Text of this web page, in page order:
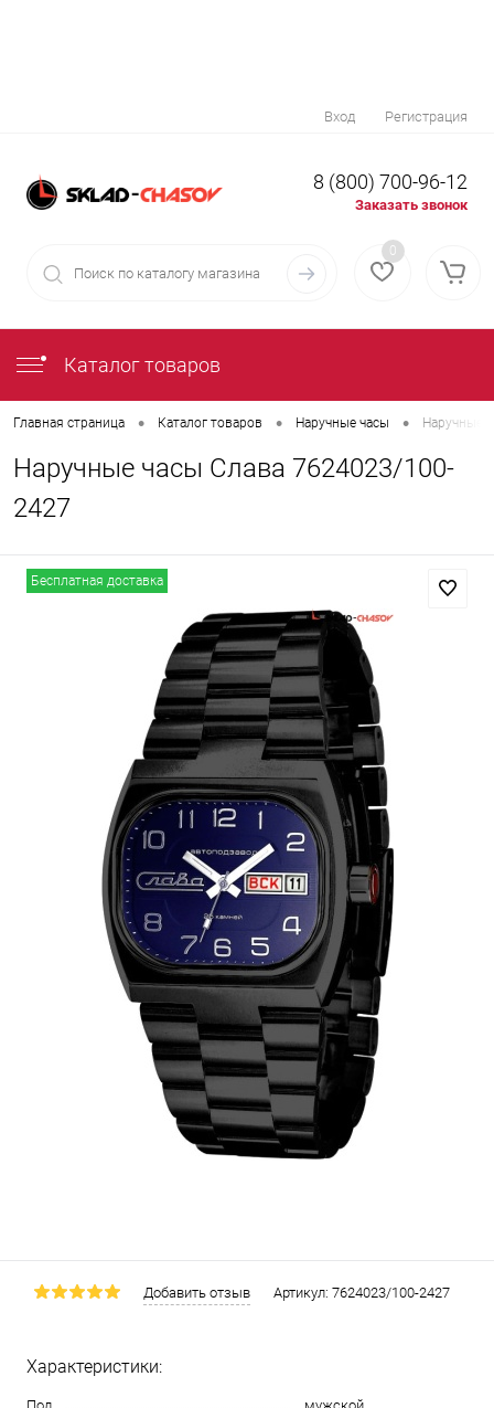
Вход Регистрация
8 (800) 700-96-12
Заказать звонок
0
Каталог товаров
Главная страница • Каталог товаров • Наручные часы • Наручные
Наручные часы Слава 7624023/100-
2427
Бесплатная доставка
Добавить отзыв Артикул: 7624023/100-2427
Характеристики: